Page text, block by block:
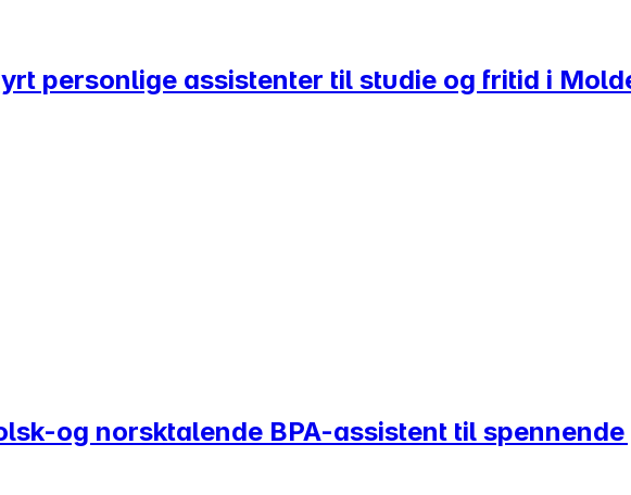
personlige assistenter til studie og fritid i
og norsktalende BPA-assistent til